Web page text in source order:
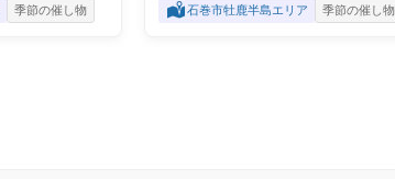
季節の催し物 石巻市牡鹿半島エリア 季節の催し物